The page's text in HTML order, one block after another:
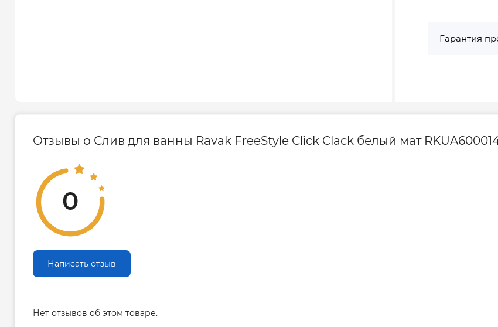
Гарантия
Отзывы о Слив для ванны Ravak FreeStyle Click Clack белый мат
0
Написать отзыв
Нет отзывов об этом товаре.